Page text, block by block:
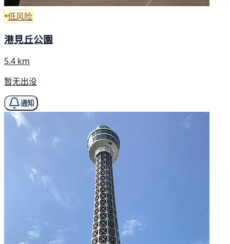
低风险
港見丘公園
5.4 km
暂无出没
通知